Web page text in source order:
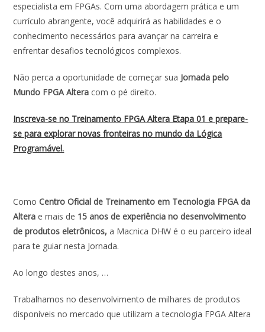
especialista em FPGAs. Com uma abordagem prática e um
currículo abrangente, você adquirirá as habilidades e o
conhecimento necessários para avançar na carreira e
enfrentar desafios tecnológicos complexos.
Não perca a oportunidade de começar sua Jornada pelo
Mundo FPGA Altera com o pé direito.
Inscreva-se no Treinamento FPGA Altera Etapa 01 e prepare-
se para explorar novas fronteiras no mundo da Lógica
Programável.
ComoCentro Oficial de Treinamento em Tecnologia FPGA da
Altera e mais de 15 anos de experiência no desenvolvimento
de produtos eletrônicos, a Macnica DHW é o eu parceiro ideal
para te guiar nesta Jornada.
Ao longo destes anos, …
Trabalhamos no desenvolvimento de milhares de produtos
disponíveis no mercado que utilizam a tecnologia FPGA Altera